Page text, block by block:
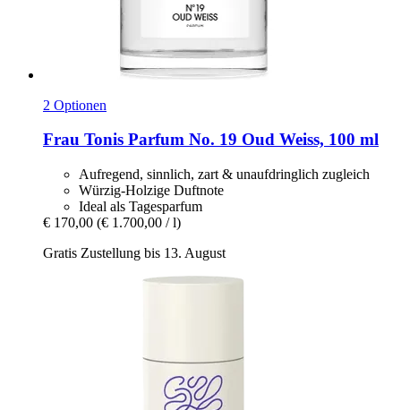
2 Optionen
Frau Tonis Parfum No. 19 Oud Weiss, 100 ml
Aufregend, sinnlich, zart & unaufdringlich zugleich
Würzig-Holzige Duftnote
Ideal als Tagesparfum
€ 170,00 (€ 1.700,00 / l)
Gratis Zustellung bis 13. August